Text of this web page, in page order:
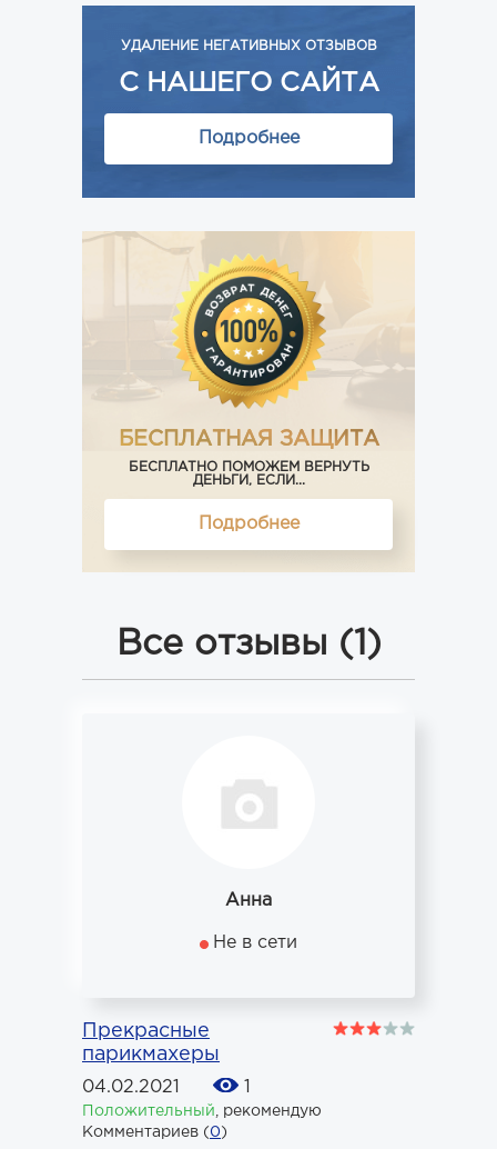
УДАЛЕНИЕ НЕГАТИВНЫХ ОТЗЫВОВ
С НАШЕГО САЙТА
Подробнее
БЕСПЛАТНАЯ ЗАЩИТА
БЕСПЛАТНО ПОМОЖЕМ ВЕРНУТЬ
ДЕНЬГИ, ЕСЛИ...
Подробнее
Все отзывы (1)
Анна
Не в сети
Прекрасные
парикмахеры
04.02.2021
Положительный
рекомендую
Комментариев (0)